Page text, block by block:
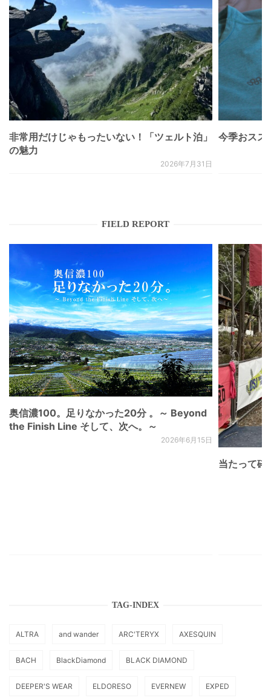
非常用だけじゃもったいない！「ツェルト泊」
の魅力
2026年7月31日
今季おスス
FIELD REPORT
奥信濃100。足りなかった20分 。～ Beyond
the Finish Line そして、次へ。～
2026年6月15日
当たって砕
TAG-INDEX
ALTRA and wander ARC'TERYX AXESQUIN
BACH BlackDiamond BLACK DIAMOND
DEEPER'S WEAR ELDORESO EVERNEW EXPED